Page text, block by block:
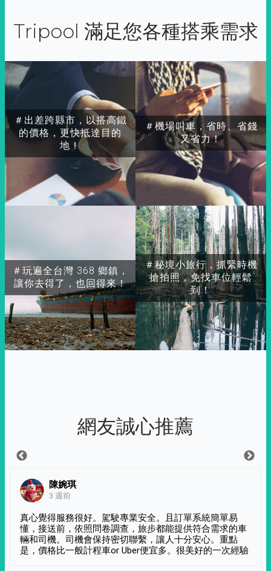
Tripool 滿足您各種搭乘需求
＃出差跨縣市，以搭高鐵
的價格，更快抵達目的
地！
＃玩遍全台灣 368 鄉鎮，
讓你去得了，也回得來！
＃秘境小旅行，抓緊時機
搶拍照，免找車位輕鬆
到！
＃機場叫車，省時、省錢
又省力！
網友誠心推薦
陳婉琪
3 週前
真心覺得服務很好。駕駛專業安全。且訂單系統簡單易
懂，接送前，依照問卷調查，旅步都能提供符合需求的車
輛和司機。司機會保持密切聯繫，讓人十分安心。重點
是，價格比一般計程車or Uber便宜多。很美好的一次經驗